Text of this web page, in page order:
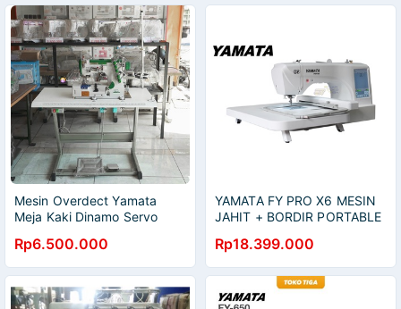
Mesin Overdect Yamata
Meja Kaki Dinamo Servo
Rp6.500.000
YAMATA FY PRO X6 MESIN
JAHIT + BORDIR PORTABLE
Rp18.399.000